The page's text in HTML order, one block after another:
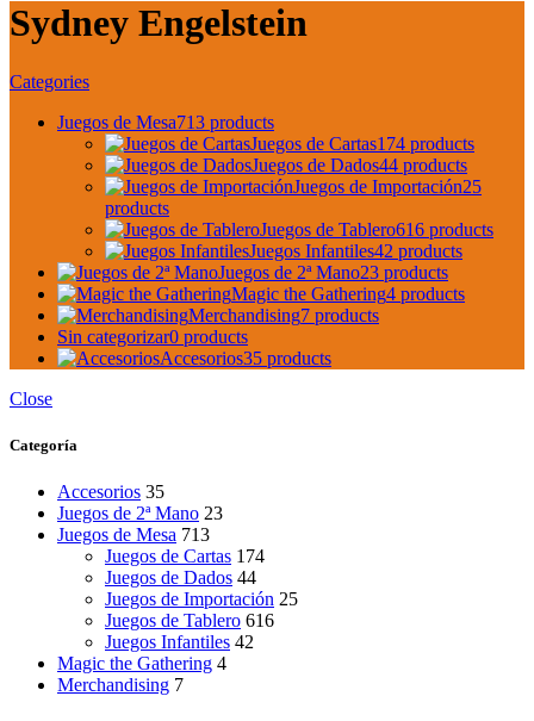
Sydney Engelstein
Categories
Juegos de Mesa713 products
Juegos de Cartas174 products
Juegos de Dados44 products
Juegos de Importación25
products
Juegos de Tablero616 products
Juegos Infantiles42 products
Juegos de 2ª Mano23 products
Magic the Gathering4 products
Merchandising7 products
Sin categorizar0 products
Accesorios35 products
Close
Categoría
Accesorios 35
Juegos de 2ª Mano 23
Juegos de Mesa 713
Juegos de Cartas 174
Juegos de Dados 44
Juegos de Importación 25
Juegos de Tablero 616
Juegos Infantiles 42
Magic the Gathering 4
Merchandising 7